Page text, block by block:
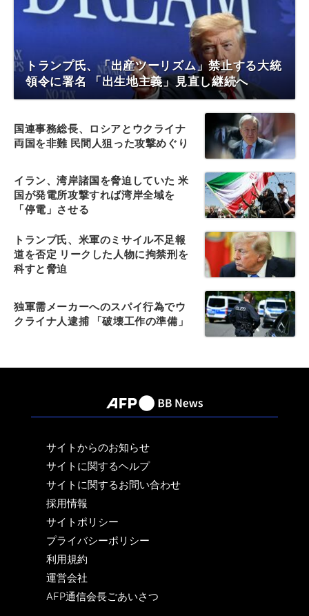
トランプ氏、「出産ツーリズム」禁止する大統
領令に署名 「出生地主義」見直し継続へ
国連事務総長、ロシアとウクライナ
両国を非難 民間人狙った攻撃めぐり
イラン、湾岸諸国を脅迫していた 米
国が発電所攻撃すれば湾岸全域を
「停電」させる
トランプ氏、米軍のミサイル不足報
道を否定 リークした人物に拘禁刑を
科すと脅迫
独軍需メーカーへのスパイ行為でウ
クライナ人逮捕 「破壊工作の準備」
サイトからのお知らせ
サイトに関するヘルプ
サイトに関するお問い合わせ
採用情報
サイトポリシー
プライバシーポリシー
利用規約
運営会社
AFP通信会長ごあいさつ